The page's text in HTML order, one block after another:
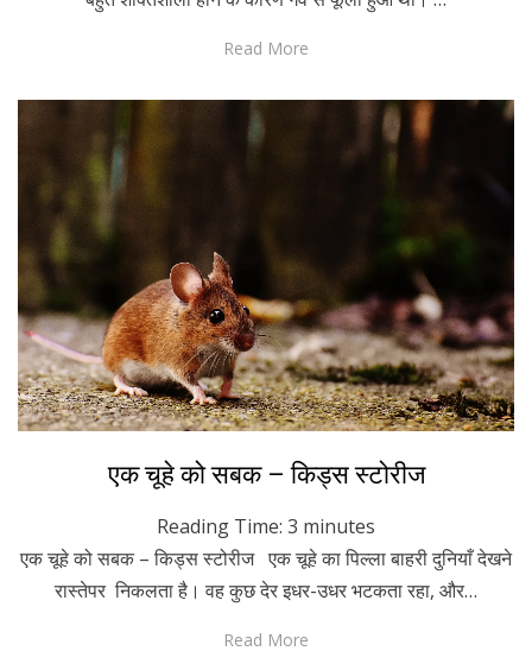
Read More
Posted
November 21, 2022
Hindi
एक चूहे को सबक – किड्स स्टोरीज
Reading Time: 3 minutes
एक चूहे को सबक – किड्स स्टोरीज एक चूहे का पिल्ला बाहरी दुनियाँ देखने
रास्तेपर निकलता है। वह कुछ देर इधर-उधर भटकता रहा, और…
Read More